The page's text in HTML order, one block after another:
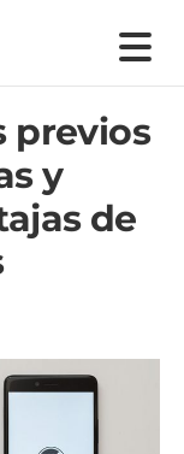
previos
y
de